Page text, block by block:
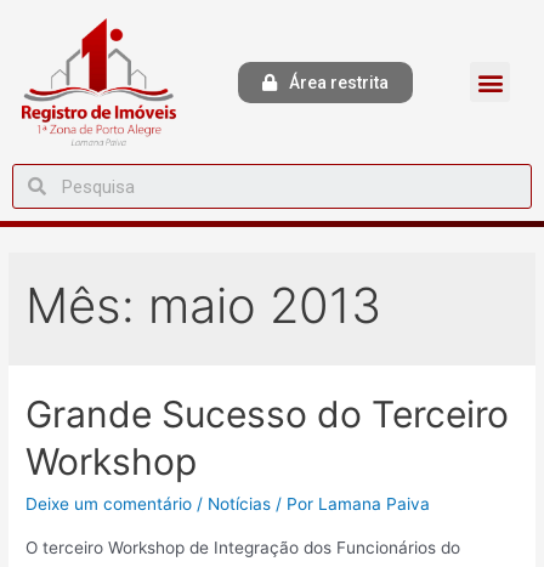
Área restrita
Mês: maio 2013
Grande Sucesso do Terceiro
Workshop
Deixe um comentário / Notícias / Por Lamana Paiva
O terceiro Workshop de Integração dos Funcionários do